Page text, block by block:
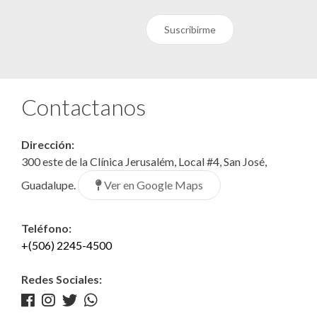
Suscribirme
Contactanos
Dirección:
300 este de la Clínica Jerusalém, Local #4, San José,
Guadalupe.
Ver en Google Maps
Teléfono:
+(506) 2245-4500
Redes Sociales: